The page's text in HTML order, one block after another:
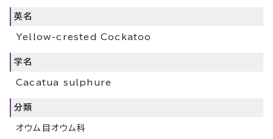
英名
Yellow-crested Cockatoo
学名
Cacatua sulphure
分類
オウム目オウム科